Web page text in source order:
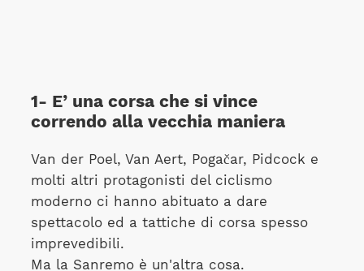
1- E’ una corsa che si vince
correndo alla vecchia maniera
Van der Poel, Van Aert, Pogačar, Pidcock e
molti altri protagonisti del ciclismo
moderno ci hanno abituato a dare
spettacolo ed a tattiche di corsa spesso
imprevedibili.
Ma la Sanremo è un'altra cosa.